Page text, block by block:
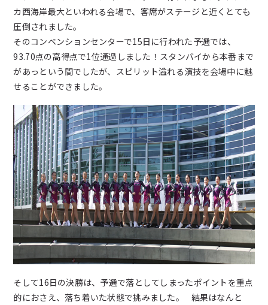
カ西海岸最大といわれる会場で、客席がステージと近くとても
圧倒されました。
そのコンベンションセンターで15日に行われた予選では、
93.70点の高得点で1位通過しました！スタンバイから本番まで
があっという間でしたが、スピリット溢れる演技を会場中に魅
せることができました。
そして16日の決勝は、予選で落としてしまったポイントを重点
的におさえ、落ち着いた状態で挑みました。 結果はなんと